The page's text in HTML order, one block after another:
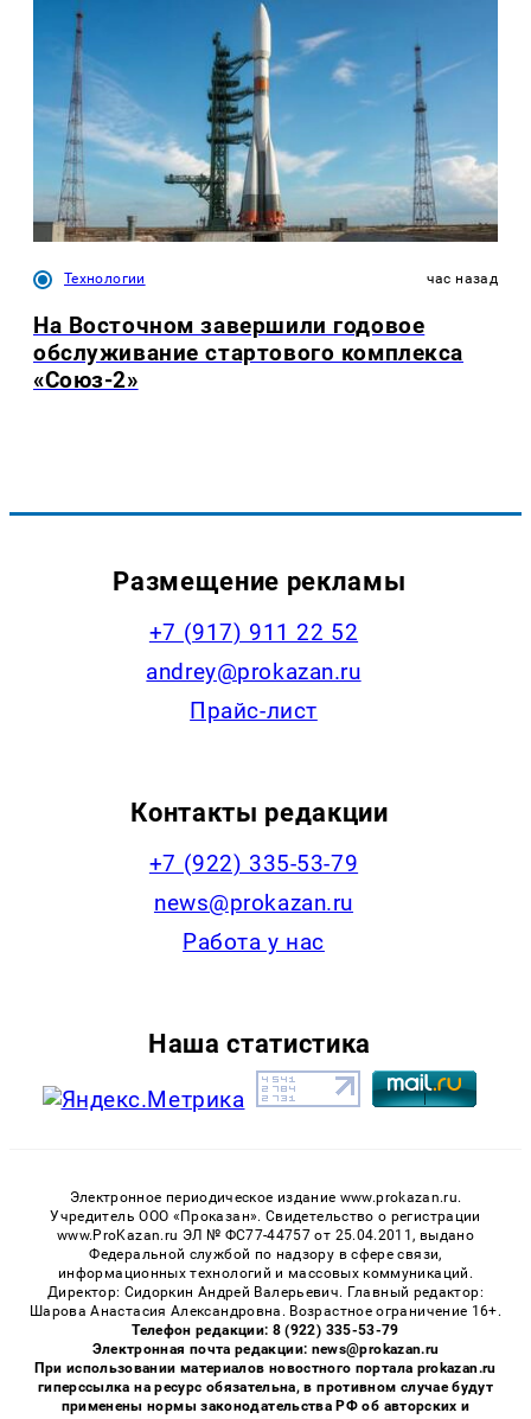
Технологии час назад
На Восточном завершили годовое
обслуживание стартового комплекса
«Союз-2»
Размещение рекламы
+7 (917) 911 22 52
andrey@prokazan.ru
Прайс-лист
Контакты редакции
+7 (922) 335-53-79
news@prokazan.ru
Работа у нас
Наша статистика
Электронное периодическое издание www.prokazan.ru.
Учредитель ООО «Проказан». Cвидетельство о регистрации
www.ProKazan.ru ЭЛ № ФС77-44757 от 25.04.2011, выдано
Федеральной службой по надзору в сфере связи,
информационных технологий и массовых коммуникаций.
Директор: Сидоркин Андрей Валерьевич. Главный редактор:
Шарова Анастасия Александровна. Возрастное ограничение 16+.
Телефон редакции: 8 (922) 335-53-79
Электронная почта редакции: news@prokazan.ru
При использовании материалов новостного портала prokazan.ru
гиперссылка на ресурс обязательна, в противном случае будут
применены нормы законодательства РФ об авторских и